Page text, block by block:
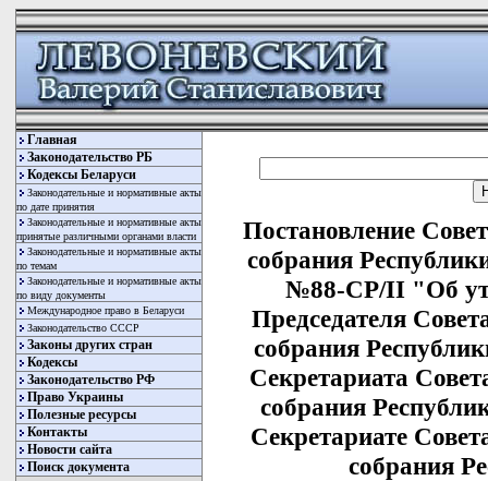
Главная
Законодательство РБ
Кодексы Беларуси
Законодательные и нормативные акты
по дате принятия
Законодательные и нормативные акты
принятые различными органами власти
Законодательные и нормативные акты
по темам
Законодательные и нормативные акты
по виду документы
Международное право в Беларуси
Законодательство СССР
Законы других стран
Кодексы
Законодательство РФ
Право Украины
Полезные ресурсы
Контакты
Новости сайта
Поиск документа
Постановление
собрания
№88-СР/II "Об
Председателя
собрания
Секретариата
собрания
Секретариате
собрания